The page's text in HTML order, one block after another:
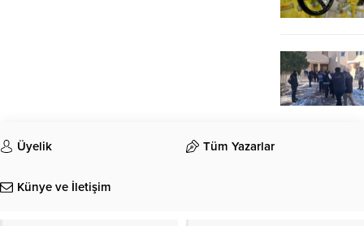
Üyelik Tüm Yazarlar
Künye ve İletişim